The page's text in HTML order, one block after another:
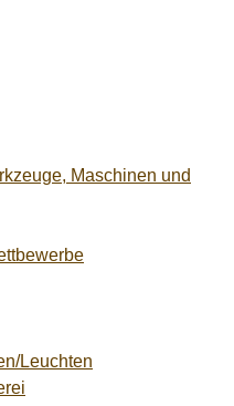
Maschinen und
Leuchten